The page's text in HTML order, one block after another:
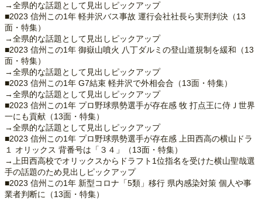
→全県的な話題として見出しピックアップ
■2023 信州この1年 軽井沢バス事故 運行会社社長ら実刑判決（13
面・特集）
→全県的な話題として見出しピックアップ
■2023 信州この1年 御嶽山噴火 八丁ダルミの登山道規制を緩和（13
面・特集）
→全県的な話題として見出しピックアップ
■2023 信州この1年 G7結束 軽井沢で外相会合（13面・特集）
→全県的な話題として見出しピックアップ
■2023 信州この1年 プロ野球県勢選手が存在感 牧 打点王に侍Ｊ世界
一にも貢献（13面・特集）
→全県的な話題として見出しピックアップ
■2023 信州この1年 プロ野球県勢選手が存在感 上田西高の横山ドラ
１ オリックス 背番号は「３４」（13面・特集）
→上田西高校でオリックスからドラフト1位指名を受けた横山聖哉選
手の話題のため見出しピックアップ
■2023 信州この1年 新型コロナ「5類」移行 県内感染対策 個人や事
業者判断に（13面・特集）